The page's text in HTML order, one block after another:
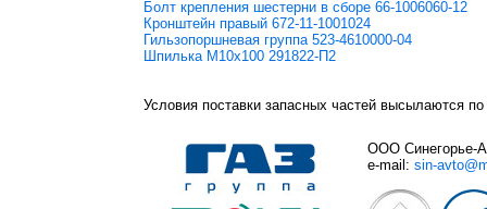
Болт крепления шестерни в сборе 66-1006060-12
Кронштейн правый 672-11-1001024
Гильзопоршневая группа 523-4610000-04
Шпилька М10х100 291822-П2
Условия поставки запасных частей высылаются
ООО Синегорье-
e-mail: sin-